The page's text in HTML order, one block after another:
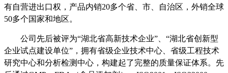
有自营进出口权，产品内销20多个省、市、自治区，外销全球
50多个国家和地区。
公司先后被评为“湖北省高新技术企业”、“湖北省创新型
企业试点建设单位”，拥有省级企业技术中心、省级工程技术
研究中心和分析检测中心，构建起了完整的质量保证体系。先